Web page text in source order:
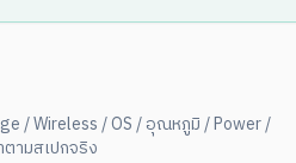
/ Wireless / OS / อุณหภูมิ / Power /
ามสเปกจริง